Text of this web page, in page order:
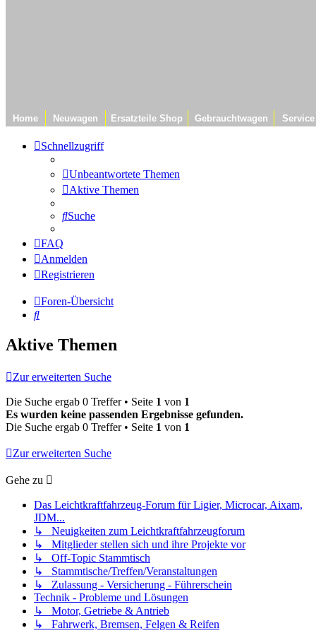
Home Neuwagen Ersatzteile Shop Gebrauchtwagen Service
Schnellzugriff
Unbeantwortete Themen
Aktive Themen
Suche
FAQ
Anmelden
Registrieren
Foren-Übersicht
Suche
Aktive Themen
Zur erweiterten Suche
Die Suche ergab 0 Treffer • Seite 1 von 1
Es wurden keine passenden Ergebnisse gefunden.
Die Suche ergab 0 Treffer • Seite 1 von 1
Zur erweiterten Suche
Gehe zu
Das Leichtkraftfahrzeug-Forum für Ligier, Microcar, Aixam,
JDM...
↳ Neuigkeiten zum Leichtkraftfahrzeugforum
↳ Mitglieder stellen sich und ihre Projekte vor
↳ Off-Topic Stammtisch
↳ Stammtische/Treffen/Veranstaltungen
↳ Zulassung - Versicherung - Führerschein
Technik - Probleme und Lösungen
↳ Motor, Getriebe & Antrieb
↳ Fahrwerk, Bremsen, Felgen & Reifen